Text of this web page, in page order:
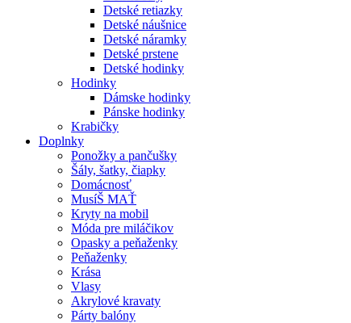
Detské retiazky
Detské náušnice
Detské náramky
Detské prstene
Detské hodinky
Hodinky
Dámske hodinky
Pánske hodinky
Krabičky
Doplnky
Ponožky a pančušky
Šály, šatky, čiapky
Domácnosť
MusíŠ MAŤ
Kryty na mobil
Móda pre miláčikov
Opasky a peňaženky
Peňaženky
Krása
Vlasy
Akrylové kravaty
Párty balóny